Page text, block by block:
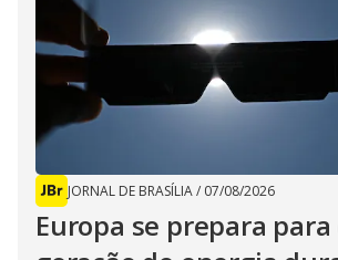
JORNAL DE BRASÍLIA/ 07/08/2026
Europa se prepara